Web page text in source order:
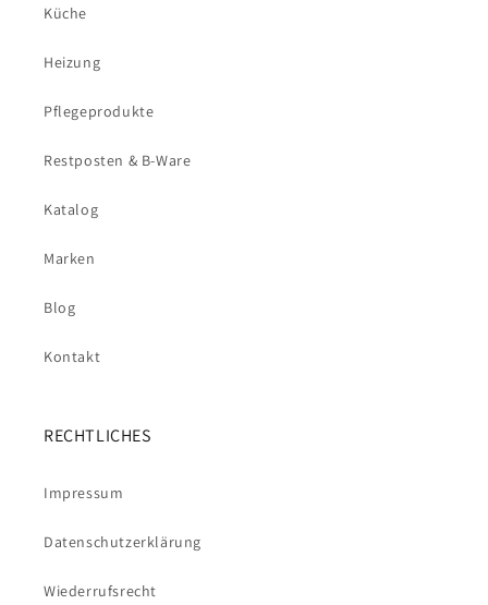
Küche
Heizung
Pflegeprodukte
Restposten & B-Ware
Katalog
Marken
Blog
Kontakt
RECHTLICHES
Impressum
Datenschutzerklärung
Wiederrufsrecht